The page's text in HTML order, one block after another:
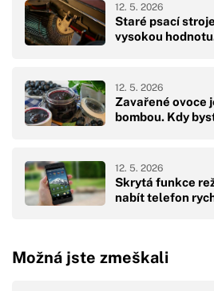
Staré psací
vysokou
12. 5. 2026
Zavařené ovoce
bombou. Kdy
12. 5. 2026
Skrytá funkce
nabít telefon
12. 5. 2026
Možná jste zmeškali